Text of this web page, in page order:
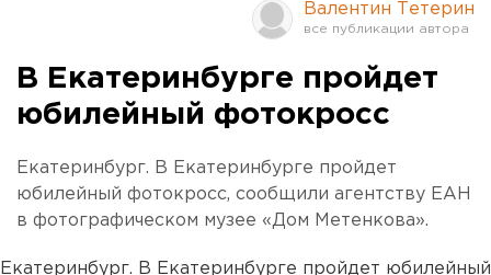
Валентин Тетерин
В Екатеринбурге пройдет
юбилейный фотокросс
Екатеринбург. В Екатеринбурге пройдет
юбилейный фотокросс, сообщили агентству ЕАН
в фотографическом музее «Дом Метенкова».
Екатеринбург. В Екатеринбурге пройдет юбилейный